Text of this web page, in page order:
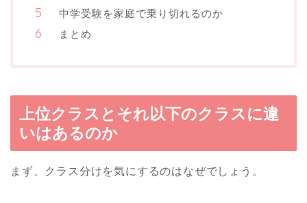
中学受験を家庭で乗り切れるのか
まとめ
上位クラスとそれ以下のクラスに違
いはあるのか
まず、クラス分けを気にするのはなぜでしょう。